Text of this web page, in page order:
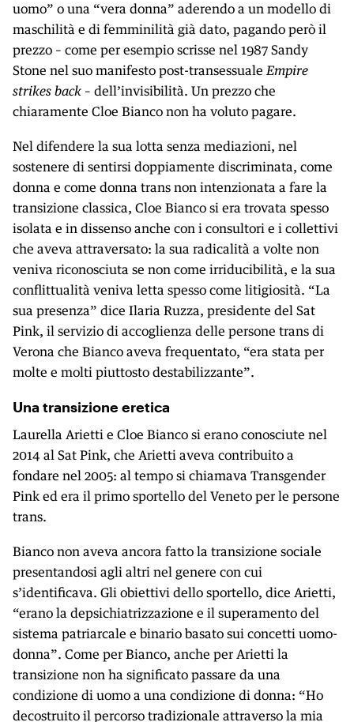
uomo” o una “vera donna” aderendo a un modello di
maschilità e di femminilità già dato, pagando però il
prezzo – come per esempio scrisse nel 1987 Sandy
Stone nel suo manifesto post-transessualeEmpire
strikes back – dell’invisibilità. Un prezzo che
chiaramente Cloe Bianco non ha voluto pagare.
Nel difendere la sua lotta senza mediazioni, nel
sostenere di sentirsi doppiamente discriminata, come
donna e come donna trans non intenzionata a fare la
transizione classica, Cloe Bianco si era trovata spesso
isolata e in dissenso anche con i consultori e i collettivi
che aveva attraversato: la sua radicalità a volte non
veniva riconosciuta se non come irriducibilità, e la sua
conflittualità veniva letta spesso come litigiosità. “La
sua presenza” dice Ilaria Ruzza, presidente del Sat
Pink, il servizio di accoglienza delle persone trans di
Verona che Bianco aveva frequentato, “era stata per
molte e molti piuttosto destabilizzante”.
Una transizione eretica
Laurella Arietti e Cloe Bianco si erano conosciute nel
2014 al Sat Pink, che Arietti aveva contribuito a
fondare nel 2005: al tempo si chiamava Trans­gender
Pink ed era il primo sportello del Veneto per le persone
trans.
Bianco non aveva ancora fatto la transizione sociale
presentandosi agli altri nel genere con cui
s’identificava. Gli obiettivi dello sportello, dice Arietti,
“erano la depsichiatrizzazione e il superamento del
sistema patriarcale e binario basato sui concetti uomo-
donna”. Come per Bianco, anche per Arietti la
transizione non ha significato passare da una
condizione di uomo a una condizione di donna: “Ho
decostruito il percorso tradizionale attraverso la mia